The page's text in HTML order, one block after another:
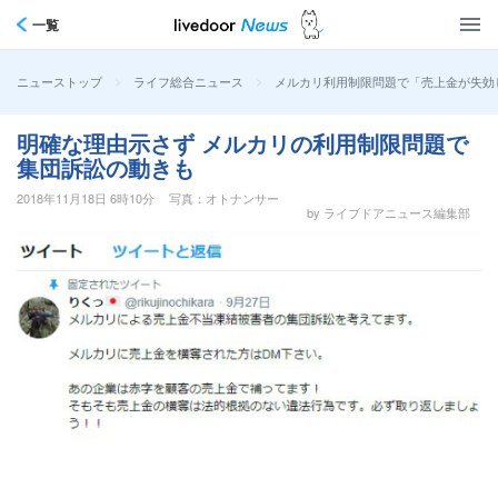
一覧
ニューストップ > ライフ総合ニュース > メルカリ利用制限問題で「売上金が失
明確な理由示さず メルカリの利用制限問題で
集団訴訟の動きも
2018年11月18日 6時10分
写真：オトナンサー
by ライブドアニュース編集部